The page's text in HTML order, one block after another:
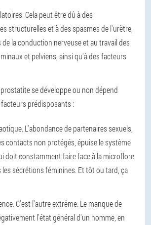
Cela peut être dû à des
structurelles et à des spasmes de l'urètre,
la conduction nerveuse et au travail des
et pelviens, ainsi qu'à des facteurs
se développe ou non dépend
prédisposants :
L'abondance de partenaires sexuels,
contacts non protégés, épuise le système
doit constamment faire face à la microflore
les sécrétions féminines. Et tôt ou tard, ça
C'est l'autre extrême. Le manque de
l'état général d'un homme, en